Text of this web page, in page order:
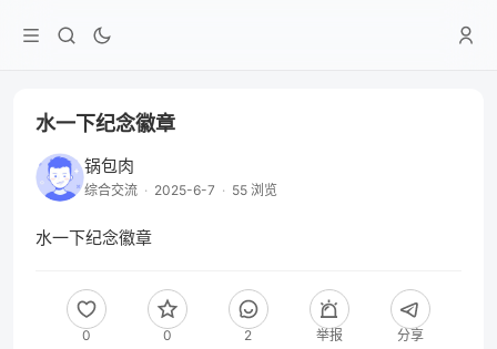
水一下纪念徽章
锅包肉
综合交流 · 2025-6-7 · 55 浏览
水一下纪念徽章
0 0 2 举报 分享